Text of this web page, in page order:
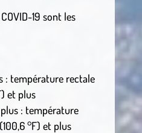
19 sont les
: température rectale
et plus
: température
°F) et plus